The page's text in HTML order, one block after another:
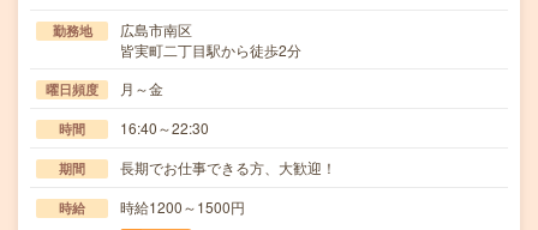
勤務地
広島市南区
皆実町二丁目駅から徒歩2分
曜日頻度 月～金
時間 16:40～22:30
期間 長期でお仕事できる方、大歓迎！
時給 時給1200～1500円